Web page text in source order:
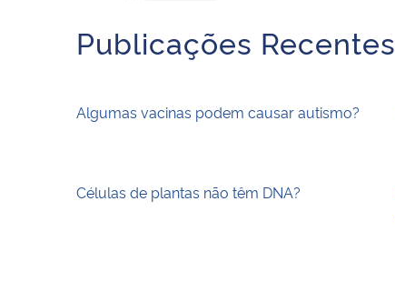
Publicações Recentes
Algumas vacinas podem causar autismo?
Células de plantas não têm DNA?